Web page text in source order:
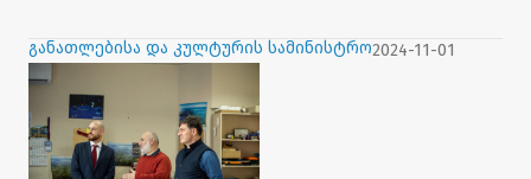
განათლებისა და კულტურის სამინისტრო2024-11-01